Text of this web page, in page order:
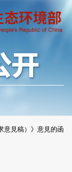
意見稿）》意見的函